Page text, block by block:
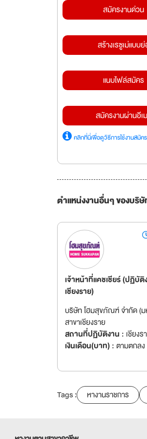
สมัครงานด่วน
สร้างเรซูเม่แบบ
แนบไฟล์สมัคร
สมัครงานผ่านอีเ
คลิกที่นี่เพื่อดูวิธีการใช้งานสมัค
ตำแหน่งงานอื่นๆ ของบริ
เจ้าหน้าที่แคชเชียร์ (ปฏิบัติ
เชียงราย)
บริษัท โฮมสุขภัณฑ์ จำกัด (ม
สาขาเชียงราย
สถานที่ปฏิบัติงาน : เชียงร
เงินเดือน(บาท) :ตามตกลง
Tags : หางานราชการ